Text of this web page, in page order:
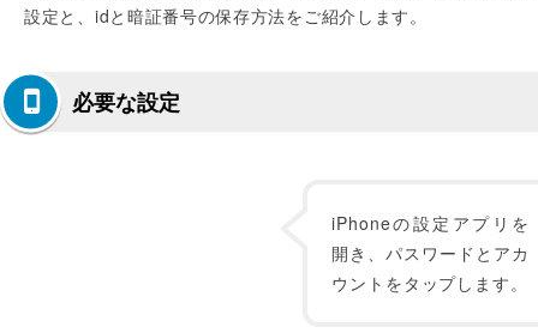
設定と、idと暗証番号の保存方法をご紹介します。
必要な設定
iPhoneの設定アプリを
開き、パスワードとアカ
ウントをタップします。